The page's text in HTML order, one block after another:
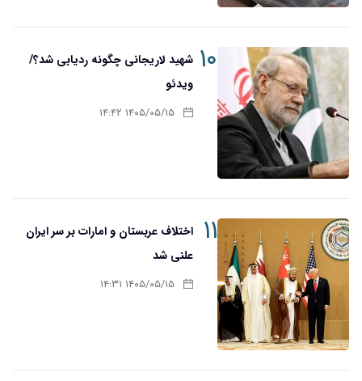
۱۰ شهید لاریجانی چگونه ردیابی شد؟/
ویدئو
۱۴۰۵/۰۵/۱۵ ۱۴:۴۲
۱۱
اختلاف عربستان و امارات بر سر ایران
علنی شد
۱۴۰۵/۰۵/۱۵ ۱۴:۳۱